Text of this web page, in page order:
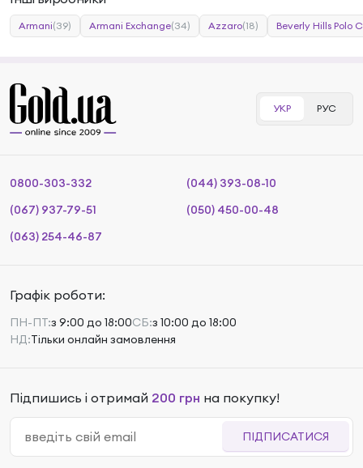
Armani(39) Armani Exchange(34) Azzaro(18) Beverly Hills Polo
УКР РУС
0800-303-332
(044) 393-08-10
(067) 937-79-51
(050) 450-00-48
(063) 254-46-87
Графік роботи:
ПН-ПТ:з 9:00 до 18:00СБ:з 10:00 до 18:00
НД:Тільки онлайн замовлення
Підпишись і отримай 200 грн на покупку!
ПІДПИСАТИСЯ